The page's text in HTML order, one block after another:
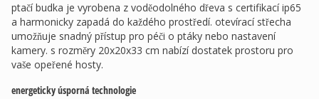
ptačí budka je vyrobena z voděodolného dřeva s certifikací ip65
a harmonicky zapadá do každého prostředí. otevírací střecha
umožňuje snadný přístup pro péči o ptáky nebo nastavení
kamery. s rozměry 20x20x33 cm nabízí dostatek prostoru pro
vaše opeřené hosty.
energeticky úsporná technologie